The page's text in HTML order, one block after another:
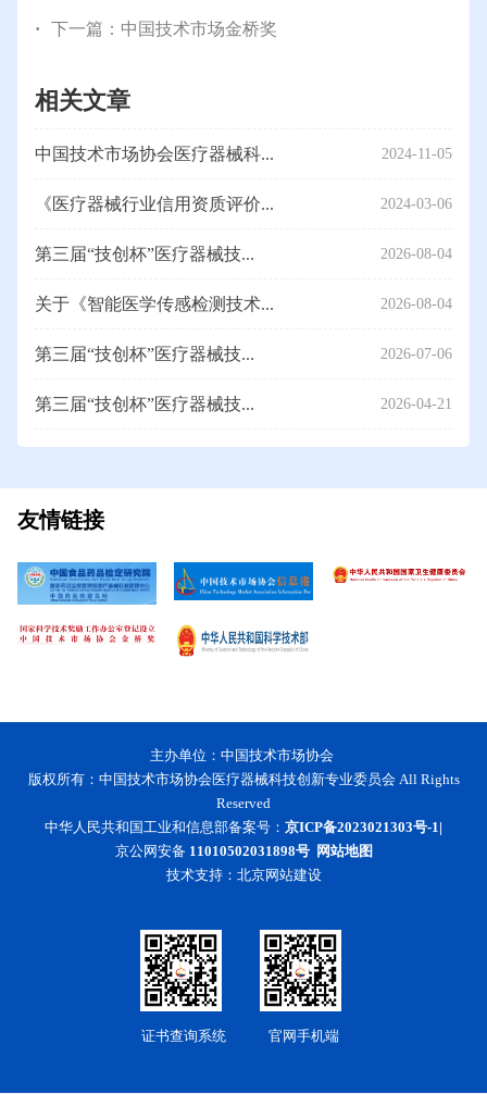
下一篇： 中国技术市场金桥奖
相关文章
中国技术市场协会医疗器械科... 2024-11-05
《医疗器械行业信用资质评价... 2024-03-06
第三届“技创杯”医疗器械技... 2026-08-04
关于《智能医学传感检测技术... 2026-08-04
第三届“技创杯”医疗器械技... 2026-07-06
第三届“技创杯”医疗器械技... 2026-04-21
友情链接
主办单位：中国技术市场协会
版权所有：中国技术市场协会医疗器械科技创新专业委员会 All Rights
Reserved
中华人民共和国工业和信息部备案号： 京ICP备2023021303号-1|
京公网安备 11010502031898号 网站地图
技术支持： 北京网站建设
证书查询系统 官网手机端